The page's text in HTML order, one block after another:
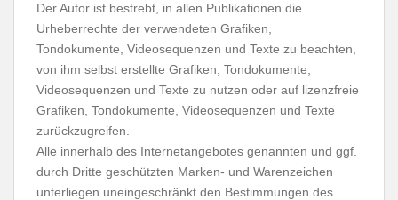
Der Autor ist bestrebt, in allen Publikationen die
Urheberrechte der verwendeten Grafiken,
Tondokumente, Videosequenzen und Texte zu beachten,
von ihm selbst erstellte Grafiken, Tondokumente,
Videosequenzen und Texte zu nutzen oder auf lizenzfreie
Grafiken, Tondokumente, Videosequenzen und Texte
zurückzugreifen.
Alle innerhalb des Internetangebotes genannten und ggf.
durch Dritte geschützten Marken- und Warenzeichen
unterliegen uneingeschränkt den Bestimmungen des